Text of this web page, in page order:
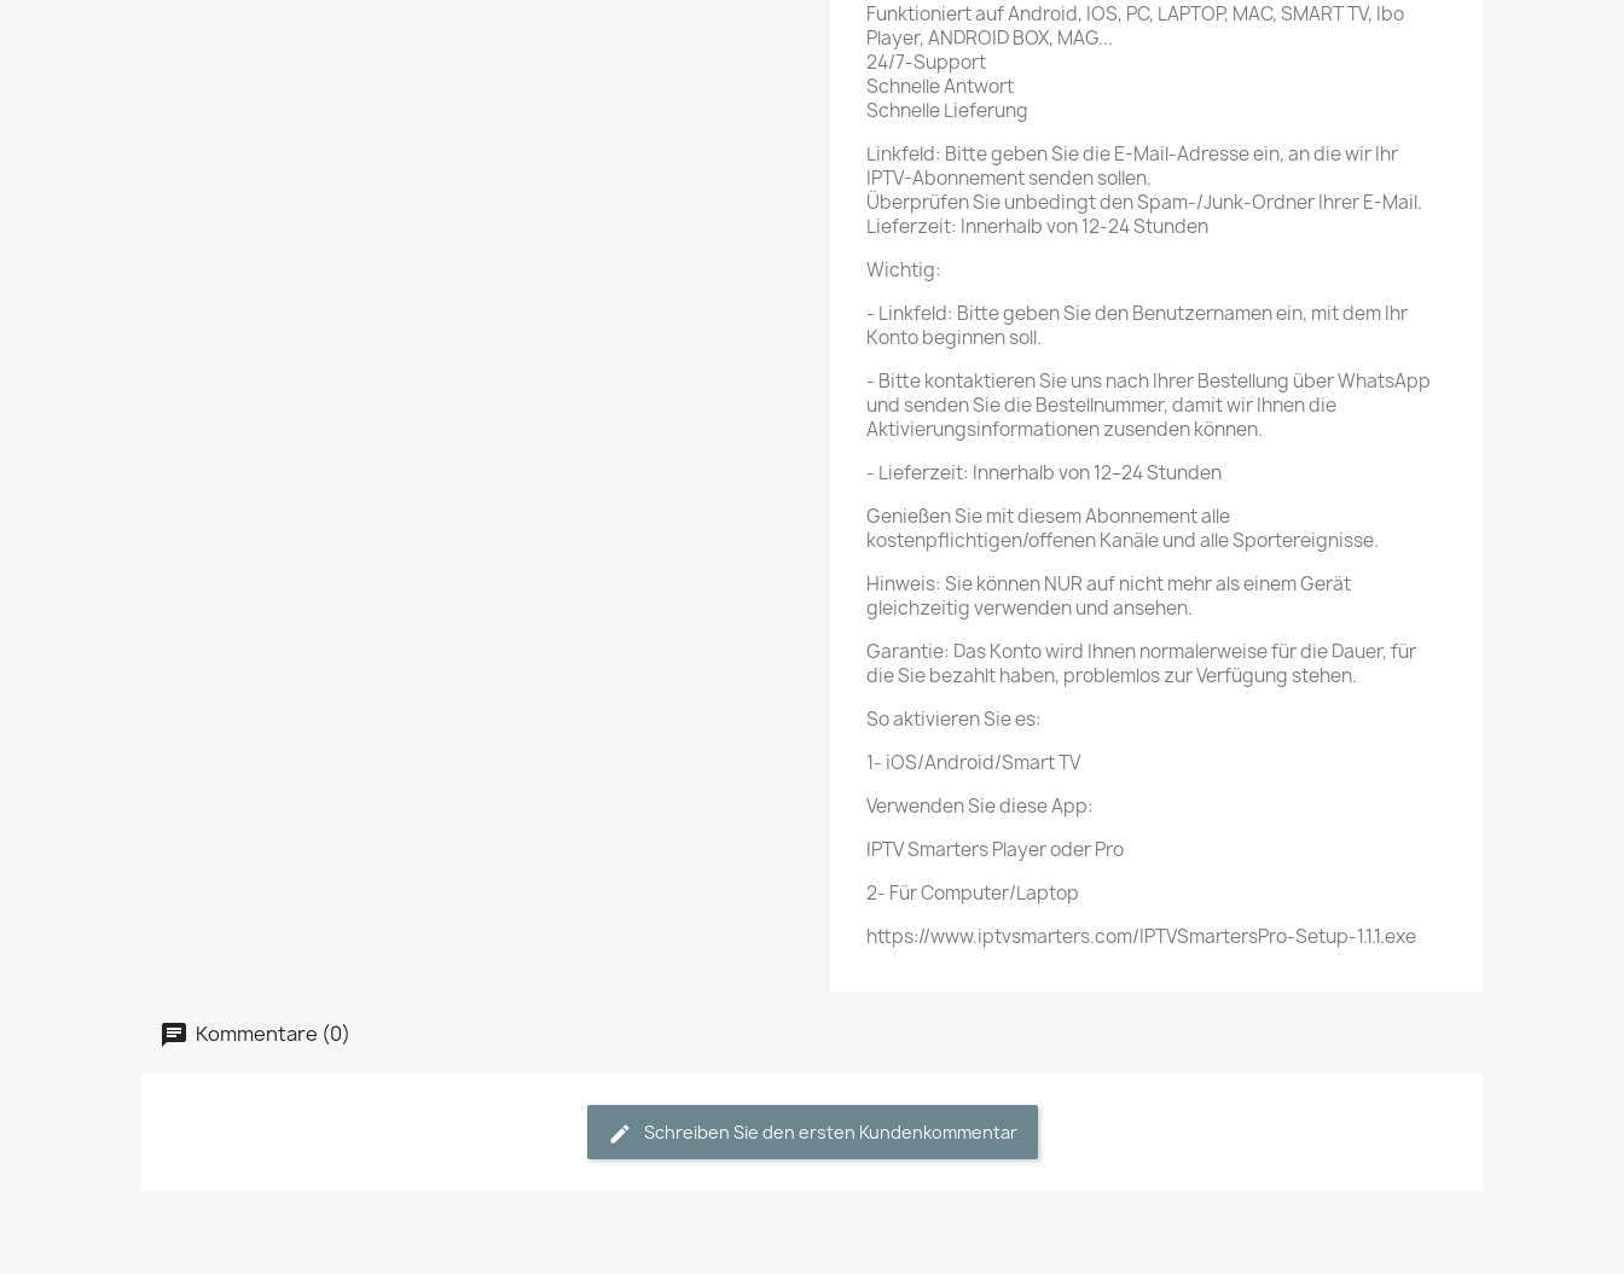
Funktioniert auf Android, IOS, PC, LAPTOP, MAC, SMART TV, Ibo
Player, ANDROID BOX, MAG...
24/7-Support
Schnelle Antwort
Schnelle Lieferung
Linkfeld: Bitte geben Sie die E-Mail-Adresse ein, an die wir Ihr
IPTV-Abonnement senden sollen.
Überprüfen Sie unbedingt den Spam-/Junk-Ordner Ihrer E-Mail.
Lieferzeit: Innerhalb von 12-24 Stunden
Wichtig:
- Linkfeld: Bitte geben Sie den Benutzernamen ein, mit dem Ihr
Konto beginnen soll.
- Bitte kontaktieren Sie uns nach Ihrer Bestellung über WhatsApp
und senden Sie die Bestellnummer, damit wir Ihnen die
Aktivierungsinformationen zusenden können.
- Lieferzeit: Innerhalb von 12–24 Stunden
Genießen Sie mit diesem Abonnement alle
kostenpflichtigen/offenen Kanäle und alle Sportereignisse.
Hinweis: Sie können NUR auf nicht mehr als einem Gerät
gleichzeitig verwenden und ansehen.
Garantie: Das Konto wird Ihnen normalerweise für die Dauer, für
die Sie bezahlt haben, problemlos zur Verfügung stehen.
So aktivieren Sie es:
1- iOS/Android/Smart TV
Verwenden Sie diese App:
IPTV Smarters Player oder Pro
2- Für Computer/Laptop
https://www.iptvsmarters.com/IPTVSmartersPro-Setup-1.1.1.exe
Kommentare (0)
Schreiben Sie den ersten Kundenkommentar